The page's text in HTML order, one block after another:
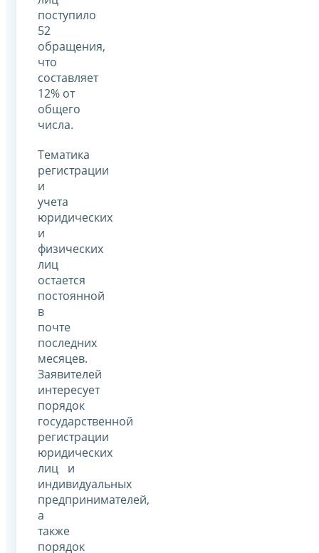
поступило
52
обращения,
что
составляет
12% от
общего
числа.
Тематика
регистрации
и
учета
юридических
и
физических
лиц
остается
постоянной
в
почте
последних
месяцев.
Заявителей
интересует
порядок
государственной
регистрации
юридических
лиц и
индивидуальных
предпринимателей,
а
также
порядок